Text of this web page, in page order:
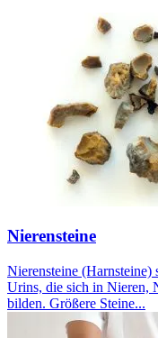
Nierensteine
Nierensteine (Harnsteine)
Urins, die sich in Nieren,
bilden. Größere Steine...